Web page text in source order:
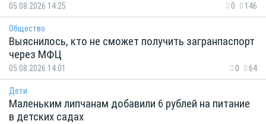
05.08.2026 14:25 0 146
Общество
Выяснилось, кто не сможет получить загранпаспорт
через МФЦ
05.08.2026 14:01 0 64
Дети
Маленьким липчанам добавили 6 рублей на питание
в детских садах